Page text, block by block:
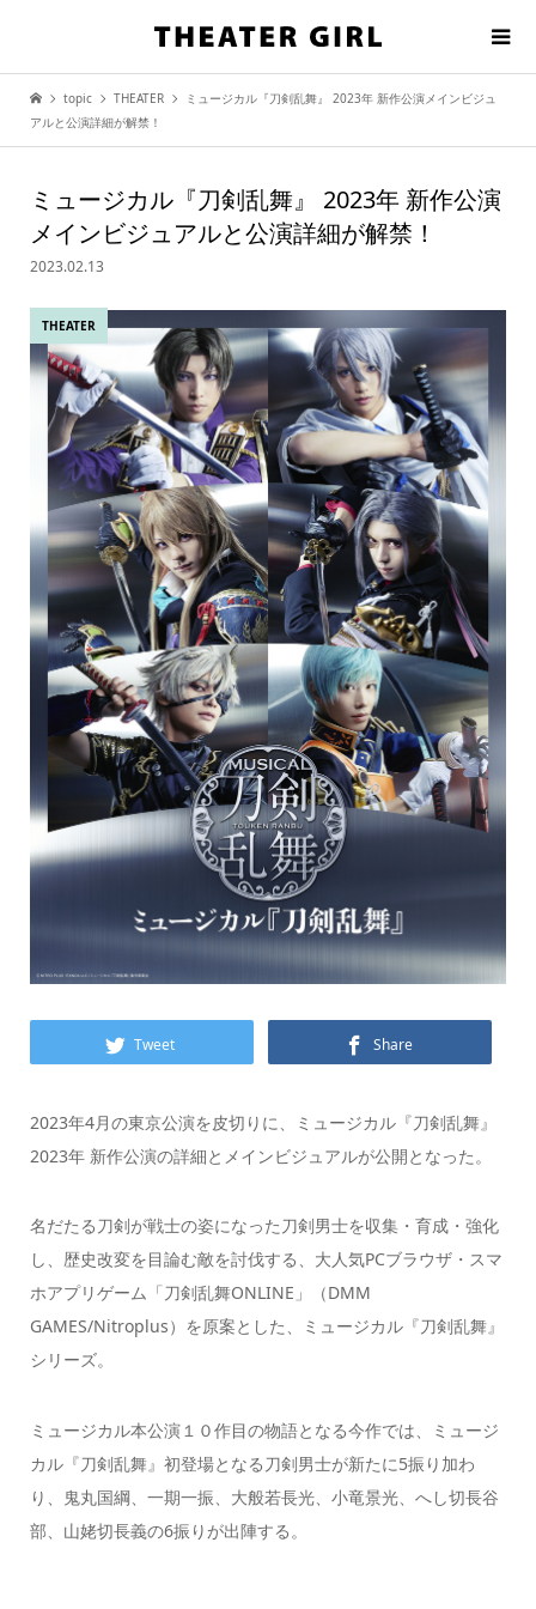
topic THEATER
ミュージカル『刀剣乱舞』 2023年 新作公演メインビジュ
アルと公演詳細が解禁！
ミュージカル『刀剣乱舞』 2023年 新作公演
メインビジュアルと公演詳細が解禁！
2023.02.13
THEATER
Tweet Share
2023年4月の東京公演を皮切りに、ミュージカル『刀剣乱舞』
2023年 新作公演の詳細とメインビジュアルが公開となった。
名だたる刀剣が戦士の姿になった刀剣男士を収集・育成・強化
し、歴史改変を目論む敵を討伐する、大人気PCブラウザ・スマ
ホアプリゲーム「刀剣乱舞ONLINE」（DMM
GAMES/Nitroplus）を原案とした、ミュージカル『刀剣乱舞』
シリーズ。
ミュージカル本公演１０作目の物語となる今作では、ミュージ
カル『刀剣乱舞』初登場となる刀剣男士が新たに5振り加わ
り、鬼丸国綱、一期一振、大般若長光、小竜景光、へし切長谷
部、山姥切長義の6振りが出陣する。